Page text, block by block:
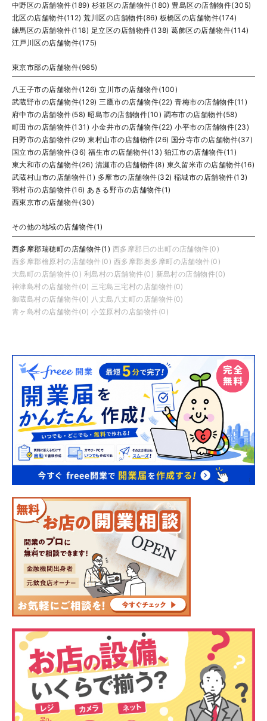
中野区の店舗物件(189) 杉並区の店舗物件(180) 豊島区の店舗物件(305)
北区の店舗物件(112) 荒川区の店舗物件(86) 板橋区の店舗物件(174)
練馬区の店舗物件(118) 足立区の店舗物件(138) 葛飾区の店舗物件(114)
江戸川区の店舗物件(175)
東京市部の店舗物件(985)
八王子市の店舗物件(126) 立川市の店舗物件(100)
武蔵野市の店舗物件(129) 三鷹市の店舗物件(22) 青梅市の店舗物件(11)
府中市の店舗物件(58) 昭島市の店舗物件(10) 調布市の店舗物件(58)
町田市の店舗物件(131) 小金井市の店舗物件(22) 小平市の店舗物件(23)
日野市の店舗物件(29) 東村山市の店舗物件(26) 国分寺市の店舗物件(37)
国立市の店舗物件(36) 福生市の店舗物件(13) 狛江市の店舗物件(11)
東大和市の店舗物件(26) 清瀬市の店舗物件(8) 東久留米市の店舗物件(16)
武蔵村山市の店舗物件(1) 多摩市の店舗物件(32) 稲城市の店舗物件(13)
羽村市の店舗物件(16) あきる野市の店舗物件(1)
西東京市の店舗物件(30)
その他の地域の店舗物件(1)
西多摩郡瑞穂町の店舗物件(1) 西多摩郡日の出町の店舗物件(0)
西多摩郡檜原村の店舗物件(0) 西多摩郡奥多摩町の店舗物件(0)
大島町の店舗物件(0) 利島村の店舗物件(0) 新島村の店舗物件(0)
神津島村の店舗物件(0) 三宅島三宅村の店舗物件(0)
御蔵島村の店舗物件(0) 八丈島八丈町の店舗物件(0)
青ヶ島村の店舗物件(0) 小笠原村の店舗物件(0)